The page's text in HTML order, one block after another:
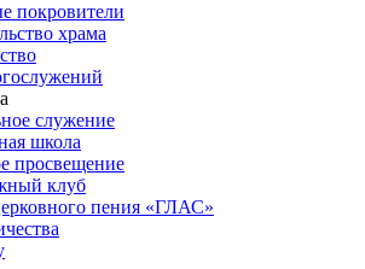
покровители
храма
служение
школа
просвещение
клуб
пения «ГЛАС»